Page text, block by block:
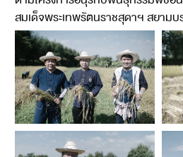
สมเด็จพระเทพรัตนราชสุดาฯ สยาม